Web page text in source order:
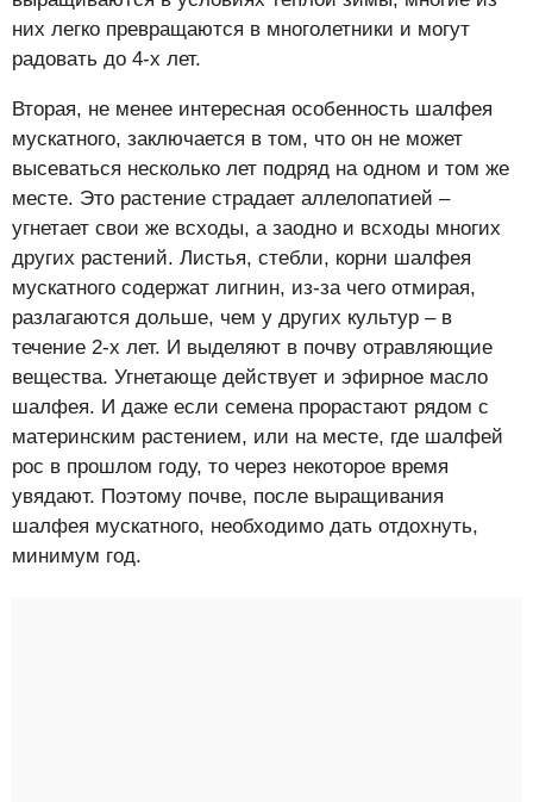
них легко превращаются в многолетники и могут
радовать до 4-х лет.
Вторая, не менее интересная особенность шалфея
мускатного, заключается в том, что он не может
высеваться несколько лет подряд на одном и том же
месте. Это растение страдает аллелопатией –
угнетает свои же всходы, а заодно и всходы многих
других растений. Листья, стебли, корни шалфея
мускатного содержат лигнин, из-за чего отмирая,
разлагаются дольше, чем у других культур – в
течение 2-х лет. И выделяют в почву отравляющие
вещества. Угнетающе действует и эфирное масло
шалфея. И даже если семена прорастают рядом с
материнским растением, или на месте, где шалфей
рос в прошлом году, то через некоторое время
увядают. Поэтому почве, после выращивания
шалфея мускатного, необходимо дать отдохнуть,
минимум год.